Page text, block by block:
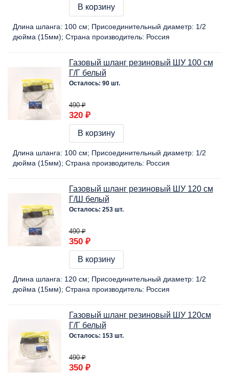
В корзину
Длина шланга: 100 cм Присоединительный диаметр: 1/2
дюйма (15мм) Страна производитель: Россия
Газовый шланг резиновый ШУ 100 см
Г/Г белый
Осталось: 90 шт.
490 ₽
320 ₽
В корзину
Длина шланга: 100 cм Присоединительный диаметр: 1/2
дюйма (15мм) Страна производитель: Россия
Газовый шланг резиновый ШУ 120 см
Г/Ш белый
Осталось: 253 шт.
490 ₽
350 ₽
В корзину
Длина шланга: 120 cм Присоединительный диаметр: 1/2
дюйма (15мм) Страна производитель: Россия
Газовый шланг резиновый ШУ 120см
Г/Г белый
Осталось: 153 шт.
490 ₽
350 ₽